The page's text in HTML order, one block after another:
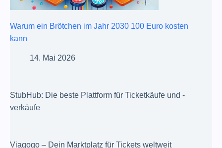
Warum ein Brötchen im Jahr 2030 100 Euro kosten
kann
14. Mai 2026
StubHub: Die beste Plattform für Ticketkäufe und -
verkäufe
Viagogo – Dein Marktplatz für Tickets weltweit